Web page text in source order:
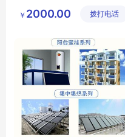
有限公司
￥ 2000.00 拨打电话